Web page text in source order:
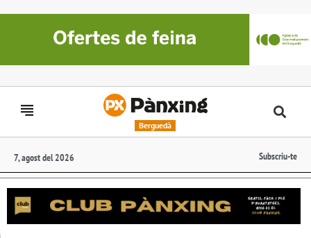
Berguedà
7, agost del 2026 Subscriu-te